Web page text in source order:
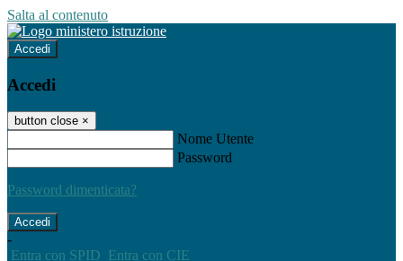
Salta al contenuto
Accedi
Accedi
button close ×
Nome Utente
Password
Password dimenticata?
-
Entra con SPID Entra con CIE